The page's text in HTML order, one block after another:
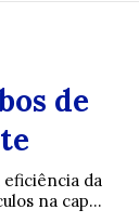
de
da
na cap...